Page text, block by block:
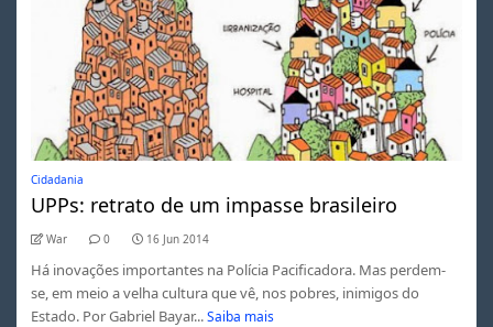
Cidadania
UPPs: retrato de um impasse brasileiro
War 0 16 Jun 2014
Há inovações importantes na Polícia Pacificadora. Mas perdem-
se, em meio a velha cultura que vê, nos pobres, inimigos do
Estado. Por Gabriel Bayar... Saiba mais